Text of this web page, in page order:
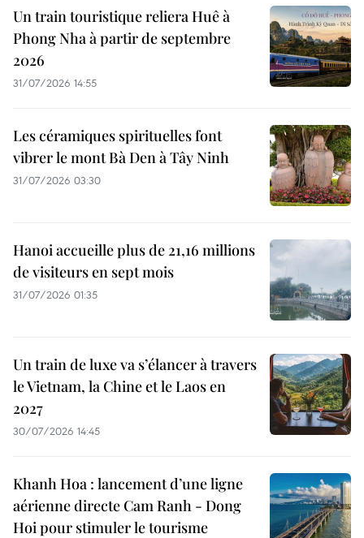
Un train touristique reliera Huê à
Phong Nha à partir de septembre
2026
31/07/2026 14:55
Les céramiques spirituelles font
vibrer le mont Bà Den à Tây Ninh
31/07/2026 03:30
Hanoi accueille plus de 21,16 millions
de visiteurs en sept mois ​
31/07/2026 01:35
Un train de luxe va s’élancer à travers
le Vietnam, la Chine et le Laos en
2027
30/07/2026 14:45
Khanh Hoa : lancement d’une ligne
aérienne directe Cam Ranh - Dong
Hoi pour stimuler le tourisme